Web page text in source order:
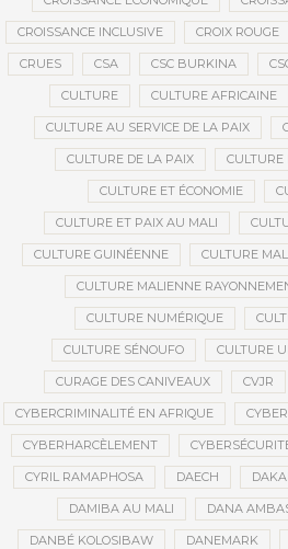
CROISSANCE INCLUSIVE CROIX ROUGE
CRUES CSA CSC BURKINA
CULTURE CULTURE AFRICAINE
CULTURE AU SERVICE DE LA PAIX
CULTURE DE LA PAIX CULTURE
CULTURE ET ÉCONOMIE
CULTURE ET PAIX AU MALI
CULTURE GUINÉENNE CULTURE
CULTURE MALIENNE
CULTURE NUMÉRIQUE
CULTURE SÉNOUFO CULTURE
CURAGE DES CANIVEAUX CVJR
CYBERCRIMINALITÉ EN AFRIQUE
CYBERHARCÈLEMENT
CYRIL RAMAPHOSA DAECH
DAMIBA AU MALI DANA
DANBÉ KOLOSIBAW DANEMARK